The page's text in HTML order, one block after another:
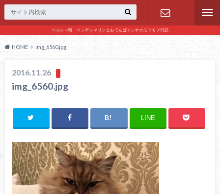
ペルシャ猫 ツンデレマリンとおてんばエレナのモフモフ日記
お問い合わ
HOME img_6560.jpg
2016.11.26
img_6560.jpg
LINE